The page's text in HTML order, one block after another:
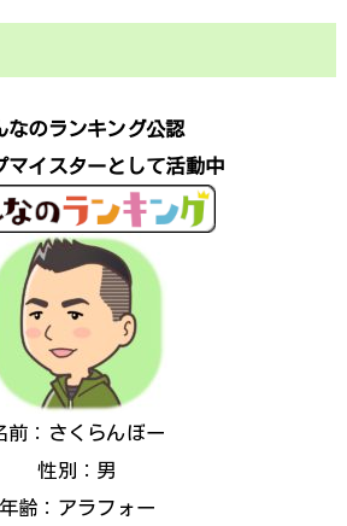
なのランキング公認
マイスターとして活動中
前：さくらんぼー
性別：男
年齢：アラフォー